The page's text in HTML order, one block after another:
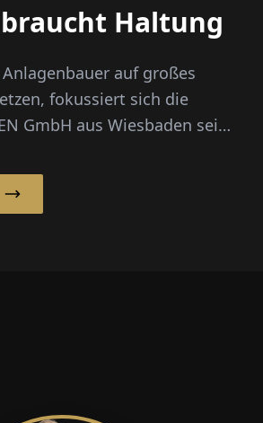
Haltung
auf großes
fokussiert sich die
GmbH aus Wiesbaden seit